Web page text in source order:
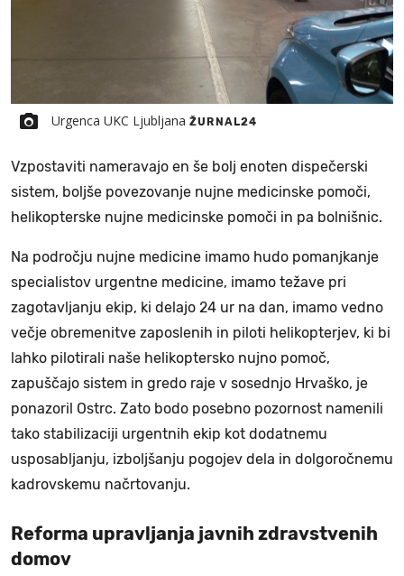
Urgenca UKC Ljubljana ŽURNAL24
Vzpostaviti nameravajo en še bolj enoten dispečerski
sistem, boljše povezovanje nujne medicinske pomoči,
helikopterske nujne medicinske pomoči in pa bolnišnic.
Na področju nujne medicine imamo hudo pomanjkanje
specialistov urgentne medicine, imamo težave pri
zagotavljanju ekip, ki delajo 24 ur na dan, imamo vedno
večje obremenitve zaposlenih in piloti helikopterjev, ki bi
lahko pilotirali naše helikoptersko nujno pomoč,
zapuščajo sistem in gredo raje v sosednjo Hrvaško, je
ponazoril Ostrc. Zato bodo posebno pozornost namenili
tako stabilizaciji urgentnih ekip kot dodatnemu
usposabljanju, izboljšanju pogojev dela in dolgoročnemu
kadrovskemu načrtovanju.
Reforma upravljanja javnih zdravstvenih
domov